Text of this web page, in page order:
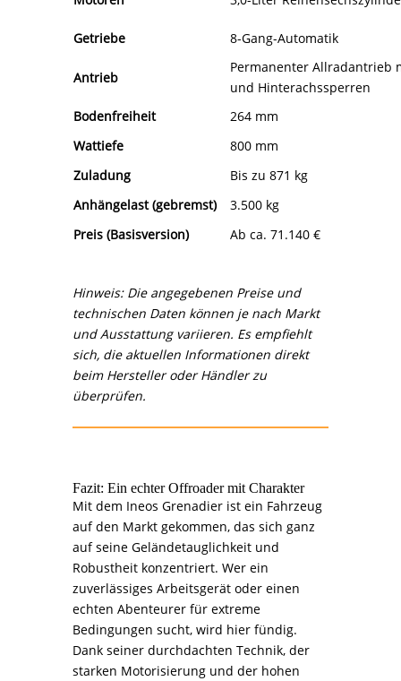
Getriebe 8-Gang-Automatik
Antrieb
Permanenter Allradantrieb
und Hinterachssperren
Bodenfreiheit
264 mm
Wattiefe
800 mm
Zuladung
Bis zu 871 kg
Anhängelast (gebremst)
3.500 kg
Preis (Basisversion)
Ab ca. 71.140 €
Hinweis: Die angegebenen Preise und
technischen Daten können je nach Markt
und Ausstattung variieren. Es empfiehlt
sich, die aktuellen Informationen direkt
beim Hersteller oder Händler zu
überprüfen.
Fazit: Ein echter Offroader mit Charakter
Mit dem Ineos Grenadier ist ein Fahrzeug
auf den Markt gekommen, das sich ganz
auf seine Geländetauglichkeit und
Robustheit konzentriert. Wer ein
zuverlässiges Arbeitsgerät oder einen
echten Abenteurer für extreme
Bedingungen sucht, wird hier fündig.
Dank seiner durchdachten Technik, der
starken Motorisierung und der hohen